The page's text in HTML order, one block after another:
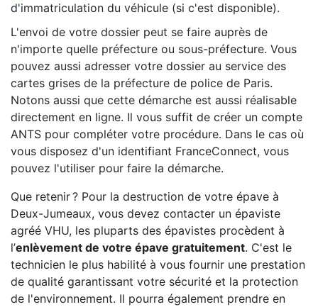
d'immatriculation du véhicule (si c'est disponible).
L'envoi de votre dossier peut se faire auprès de
n'importe quelle préfecture ou sous-préfecture. Vous
pouvez aussi adresser votre dossier au service des
cartes grises de la préfecture de police de Paris.
Notons aussi que cette démarche est aussi réalisable
directement en ligne. Il vous suffit de créer un compte
ANTS pour compléter votre procédure. Dans le cas où
vous disposez d'un identifiant FranceConnect, vous
pouvez l'utiliser pour faire la démarche.
Que retenir ? Pour la destruction de votre épave à
Deux-Jumeaux, vous devez contacter un épaviste
agréé VHU, les pluparts des épavistes procèdent à
l’enlèvement de votre épave gratuitement. C'est le
technicien le plus habilité à vous fournir une prestation
de qualité garantissant votre sécurité et la protection
de l'environnement. Il pourra également prendre en